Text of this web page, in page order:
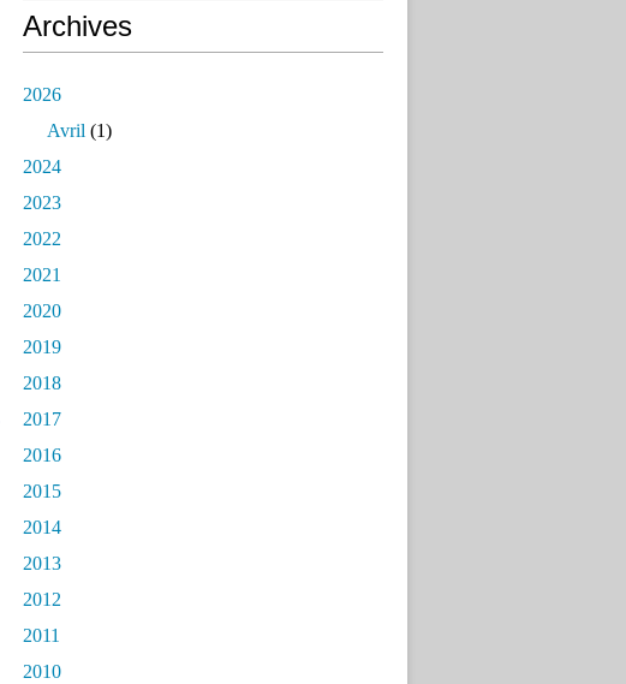
Archives
2026
Avril (1)
2024
2023
2022
2021
2020
2019
2018
2017
2016
2015
2014
2013
2012
2011
2010